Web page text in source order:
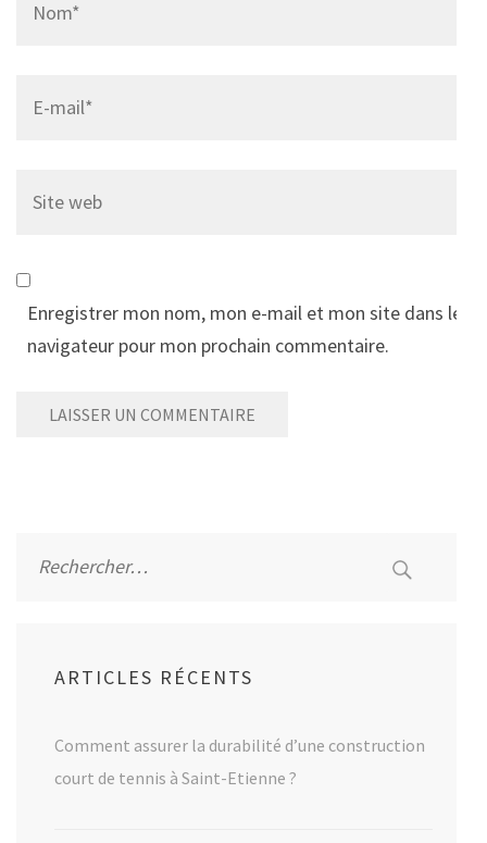
web
Enregistrer mon nom, mon e-mail et mon site dans le
navigateur pour mon prochain commentaire.
ARTICLES RÉCENTS
Comment assurer la durabilité d’une construction
court de tennis à Saint-Etienne ?